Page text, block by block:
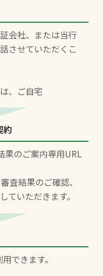
会社、または当行
させていただくこ
、ご自宅
約
果のご案内専用URL
査結果のご確認、
ていただきます。
できます。